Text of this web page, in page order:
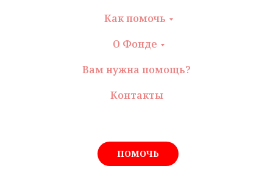
Как помочь
О Фонде
Вам нужна помощь?
Контакты
ПОМОЧЬ